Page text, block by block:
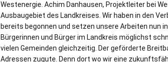
Westenergie. Achim Danhausen, Projektleiter bei
Ausbaugebiet des Landkreises. Wir haben in den
bereits begonnen und setzen unsere Arbeiten nun
Bürgerinnen und Bürger im Landkreis möglichst
vielen Gemeinden gleichzeitig. Der geförderte
Adressen zugute. Denn dort wo wir eine